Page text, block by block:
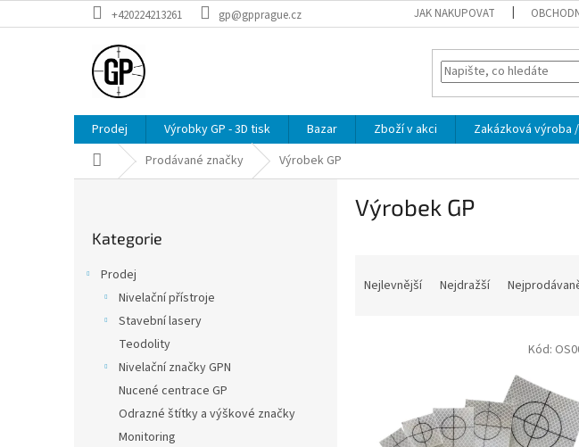
na
+420224213261 gp@gpprague.cz JAK NAKUPOVAT
Prodej Výrobky GP - 3D tisk Bazar Zboží v akci Zakázková výroba
Domů Prodávané značky Výrobek GP
kategorie
Kategorie
Prodej
Nivelační přístroje
Stavební lasery
Teodolity
Nivelační značky GPN
Nucené centrace GP
Odrazné štítky a výškové značky
Monitoring
Výrobek GP
Nejlevnější Nejdražší
Kód: